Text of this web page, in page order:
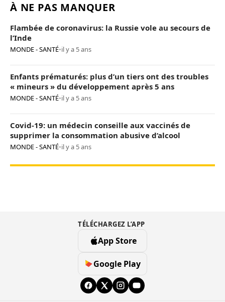
À NE PAS MANQUER
Flambée de coronavirus: la Russie vole au secours de
l’Inde
MONDE - SANTÉ•il y a 5 ans
Enfants prématurés: plus d’un tiers ont des troubles
« mineurs » du développement après 5 ans
MONDE - SANTÉ•il y a 5 ans
Covid-19: un médecin conseille aux vaccinés de
supprimer la consommation abusive d’alcool
MONDE - SANTÉ•il y a 5 ans
TÉLÉCHARGEZ L’APP
App Store
Google Play